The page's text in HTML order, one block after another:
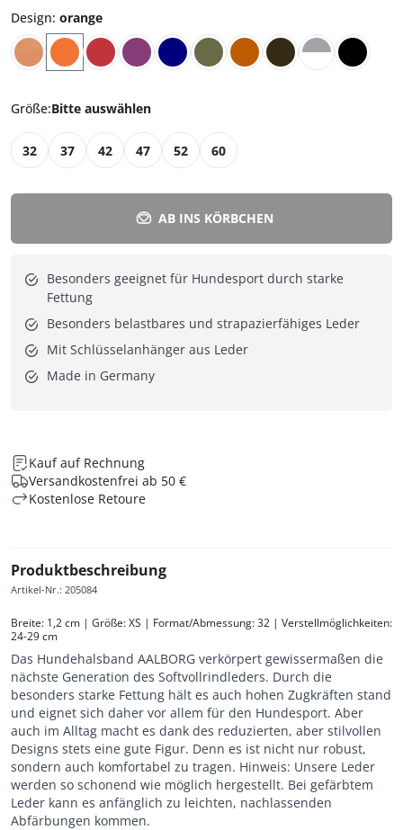
Design: orange
Größe:Bitte auswählen
32 37 42 47 52 60
AB INS KÖRBCHEN
Besonders geeignet für Hundesport durch starke
Fettung
Besonders belastbares und strapazierfähiges Leder
Mit Schlüsselanhänger aus Leder
Made in Germany
Kauf auf Rechnung
Versandkostenfrei ab 50 €
Kostenlose Retoure
Produktbeschreibung
Artikel-Nr.: 205084
Breite: 1,2 cm | Größe: XS | Format/Abmessung: 32 | Verstellmöglichkeiten:
24-29 cm
Das Hundehalsband AALBORG verkörpert gewissermaßen die
nächste Generation des Softvollrindleders. Durch die
besonders starke Fettung hält es auch hohen Zugkräften stand
und eignet sich daher vor allem für den Hundesport. Aber
auch im Alltag macht es dank des reduzierten, aber stilvollen
Designs stets eine gute Figur. Denn es ist nicht nur robust,
sondern auch komfortabel zu tragen. Hinweis: Unsere Leder
werden so schonend wie möglich hergestellt. Bei gefärbtem
Leder kann es anfänglich zu leichten, nachlassenden
Abfärbungen kommen.